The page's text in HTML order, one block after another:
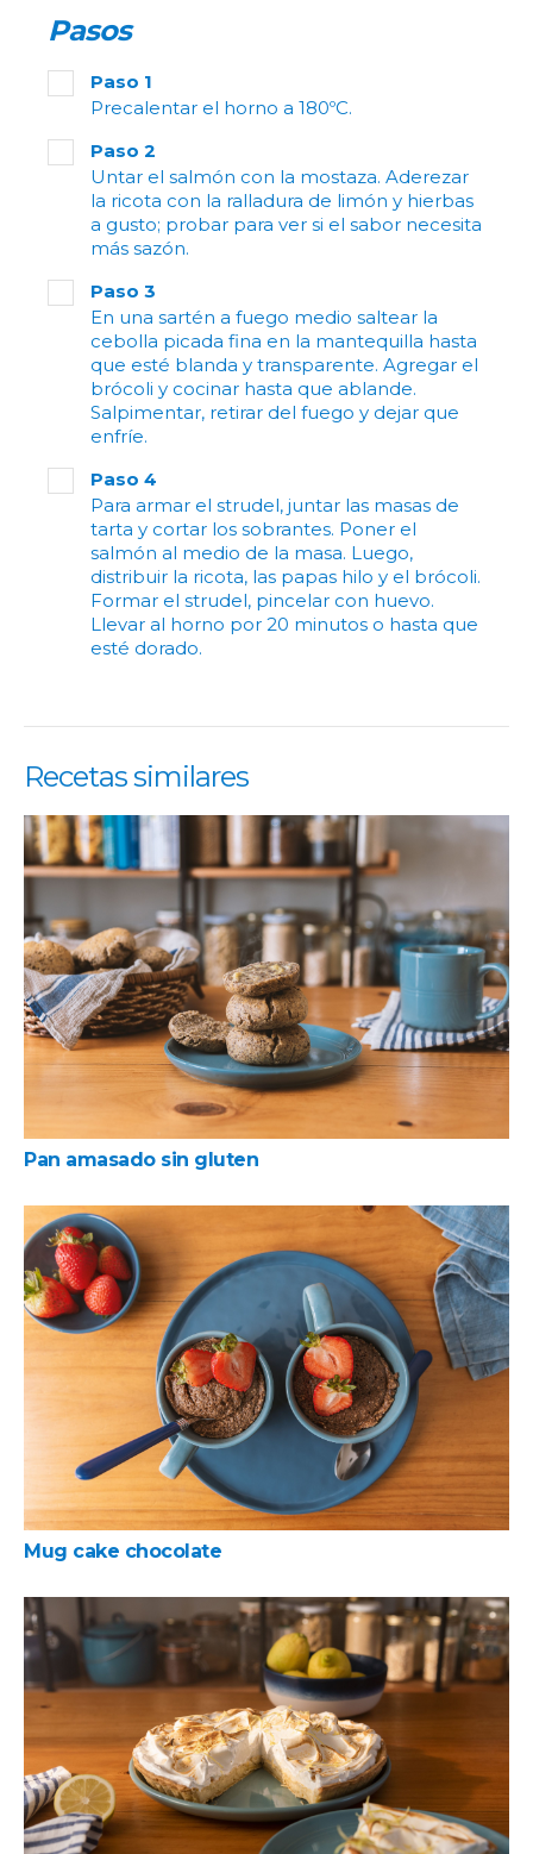
Pasos
Paso 1
Precalentar el horno a 180ºC.
Paso 2
Untar el salmón con la mostaza. Aderezar
la ricota con la ralladura de limón y hierbas
a gusto; probar para ver si el sabor necesita
más sazón.
Paso 3
En una sartén a fuego medio saltear la
cebolla picada fina en la mantequilla hasta
que esté blanda y transparente. Agregar el
brócoli y cocinar hasta que ablande.
Salpimentar, retirar del fuego y dejar que
enfríe.
Paso 4
Para armar el strudel, juntar las masas de
tarta y cortar los sobrantes. Poner el
salmón al medio de la masa. Luego,
distribuir la ricota, las papas hilo y el brócoli.
Formar el strudel, pincelar con huevo.
Llevar al horno por 20 minutos o hasta que
esté dorado.
Recetas similares
Pan amasado sin gluten
Mug cake chocolate